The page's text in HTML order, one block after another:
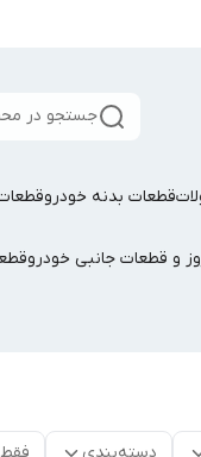
جستجو در
قطعات بدنه خودرو
و قطعات جانبی خودرو